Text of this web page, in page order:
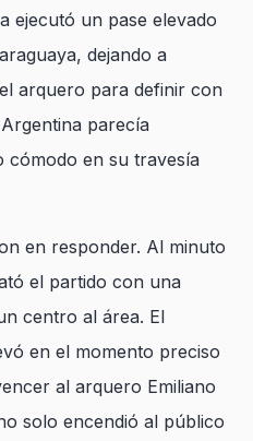
ejecutó un pase elevado
dejando a
arquero para definir con
parecía
cómodo en su travesía
en responder. Al minuto
el partido con una
centro al área. El
en el momento preciso
al arquero Emiliano
solo encendió al público